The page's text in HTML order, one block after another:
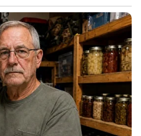
പ്രവർത്തിക്കുന്ന
സർവ്വീസ്
യു.കെയിൽ
സ്ഥാപനമാണ്.